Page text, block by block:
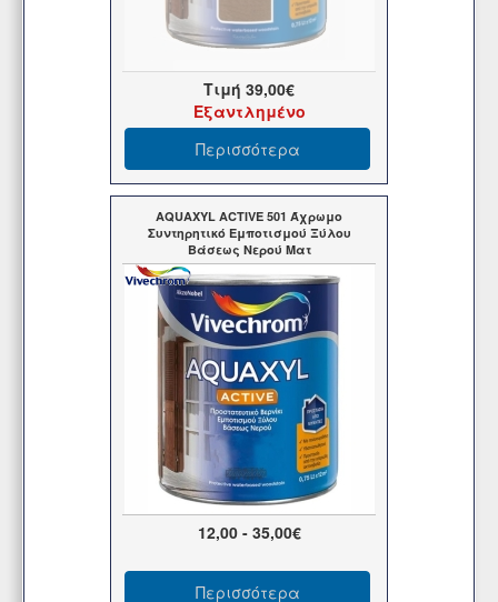
Τιμή 39,00€
Εξαντλημένο
Περισσότερα
AQUAXYL ACTIVE 501 Άχρωμο
Συντηρητικό Εμποτισμού Ξύλου
Βάσεως Νερού Ματ
12,00 - 35,00€
Περισσότερα